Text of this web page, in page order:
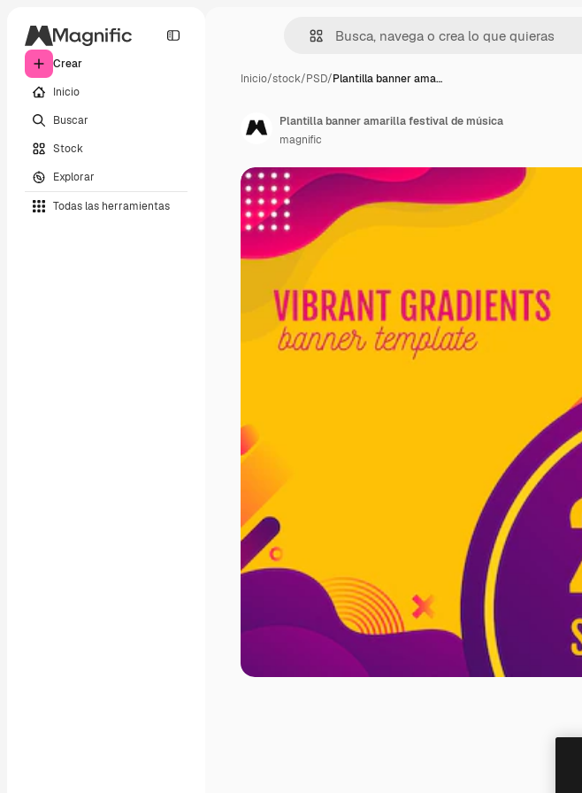
Crear
Inicio
Buscar
Stock
Explorar
Todas las herramientas
Inicio/stock/PSD/Plantilla banner ama…
Plantilla banner amarilla festival de música
magnific